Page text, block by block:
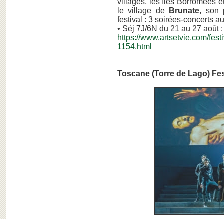
le village de
Brunate, son
festival : 3 soirées-concerts
• Séj 7J/6N du 21 au 27 août
https://www.artsetvie.com/
1154.html
Toscane (Torre de Lago)